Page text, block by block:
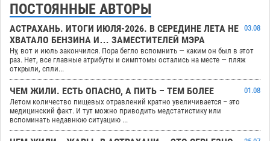
ПОСТОЯННЫЕ АВТОРЫ
АСТРАХАНЬ. ИТОГИ ИЮЛЯ-2026. В СЕРЕДИНЕ ЛЕТА НЕ
ХВАТАЛО БЕНЗИНА И… ЗАМЕСТИТЕЛЕЙ МЭРА
03.08
Ну, вот и июль закончился. Пора бегло вспомнить — каким он был в этот
раз. Нет, все главные атрибуты и симптомы остались на месте — пляж
открыли, спли...
ЧЕМ ЖИЛИ. ЕСТЬ ОПАСНО, А ПИТЬ – ТЕМ БОЛЕЕ
01.08
Летом количество пищевых отравлений кратно увеличивается – это
медицинский факт. И тут можно приводить медстатистику или
вспоминать недавнюю ситуацию ...